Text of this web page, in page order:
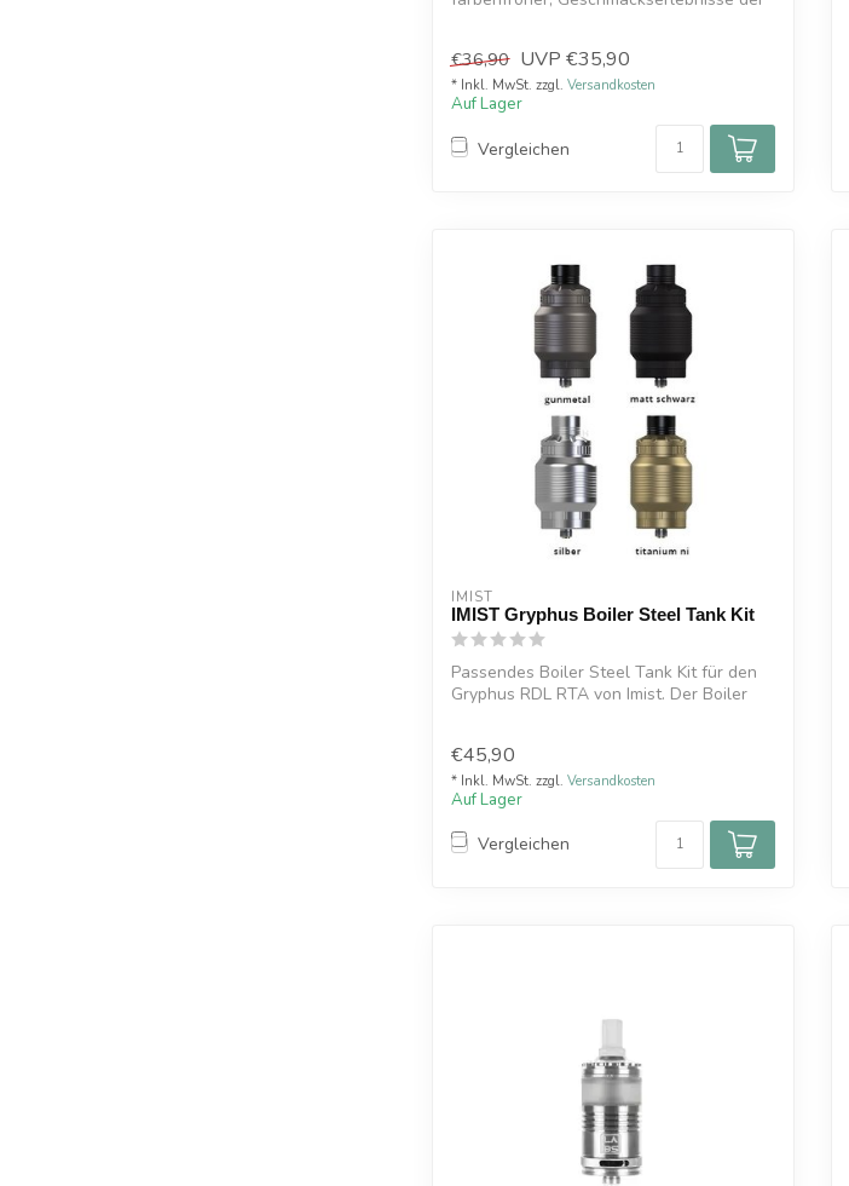
€36,90 UVP €35,90
* Inkl. MwSt. zzgl. Versandkosten
Auf Lager
Vergleichen
IMIST
IMIST Gryphus Boiler Steel Tank Kit
Passendes Boiler Steel Tank Kit für den
Gryphus RDL RTA von Imist. Der Boiler
€45,90
* Inkl. MwSt. zzgl. Versandkosten
Auf Lager
Vergleichen